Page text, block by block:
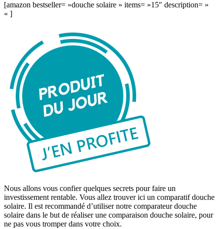
[amazon bestseller= »douche solaire » items= »15″ description= »
« ]
Nous allons vous confier quelques secrets pour faire un
investissement rentable. Vous allez trouver ici un comparatif douche
solaire. Il est recommandé d’utiliser notre comparateur douche
solaire dans le but de réaliser une comparaison douche solaire, pour
ne pas vous tromper dans votre choix.